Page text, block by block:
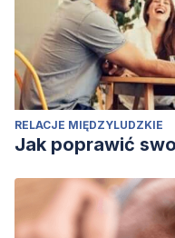
RELACJE MIĘDZYLUDZKIE
Jak poprawić